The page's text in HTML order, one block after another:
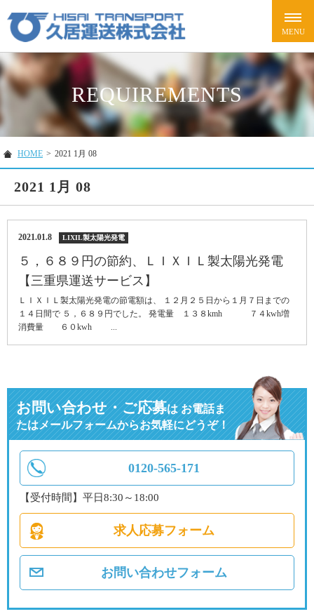
REQUIREMENTS
HOME > 2021 1月 08
2021 1月 08
2021.01.8 LIXIL製太陽光発電
５，６８９円の節約、ＬＩＸＩＬ製太陽光発電
【三重県運送サービス】
ＬＩＸＩＬ製太陽光発電の節電額は、 １２月２５日から１月７日までの
１４日間で ５，６８９円でした。 発電量 １３８kmh ７４kwh増
消費量 ６０kwh ...
お問い合わせ・ご応募はお電話ま
たはメールフォームからお気軽にどうぞ！
0120-565-171
【受付時間】平日8:30～18:00
求人応募フォーム
お問い合わせフォーム